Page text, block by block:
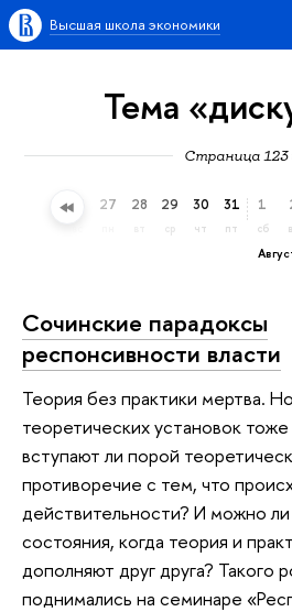
Высшая школа экономики
Тема
Страница 123
26 27 28 29
ср
30
чт
31
пт
1
сб
Сочинские парадоксы
респонсивности власти
Теория без практики мертва.
теоретических установок
вступают ли порой
противоречие с тем, что
действительности? И можно
состояния, когда теория и
дополняют друг друга? Такого
поднимались на семинаре